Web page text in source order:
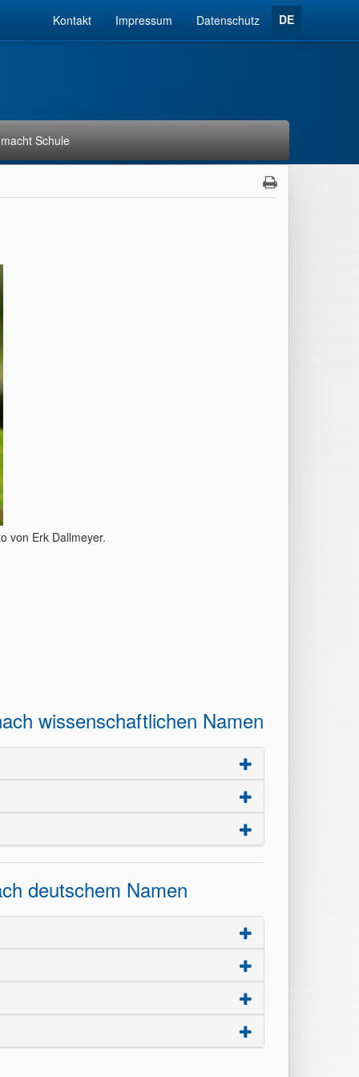
Kontakt Impressum Datenschutz DE
Schule
von Erk Dallmeyer.
wissenschaftlichen Namen
deutschem Namen